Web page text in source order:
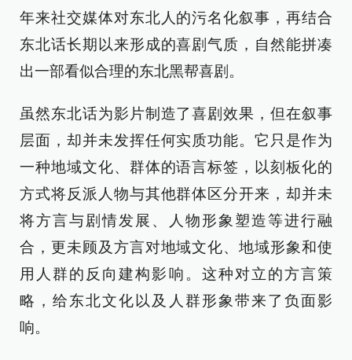
年来社交媒体对东北人的污名化叙事，再结合
东北话长期以来形成的喜剧气质，自然能拼凑
出一部看似合理的东北黑帮喜剧。
虽然东北话为影片制造了喜剧效果，但在叙事
层面，却并未发挥任何实质功能。它只是作为
一种地域文化、群体的语言标签，以刻板化的
方式将反派人物与其他群体区分开来，却并未
将方言与剧情发展、人物形象塑造等进行融
合，更未顾及方言对地域文化、地域形象和使
用人群的反向建构影响。这种对立的方言策
略，给东北文化以及人群形象带来了负面影
响。